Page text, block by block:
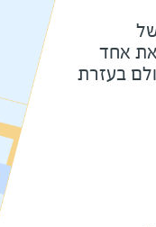
אחד
בעזרת